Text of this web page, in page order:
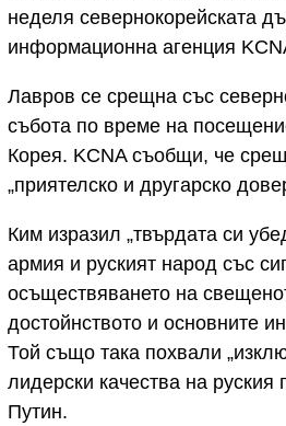
неделя севернокорейската
информационна агенция
Лавров се срещна със
събота по време на
Корея. KCNA съобщи, че
„приятелско и другарско
Ким изразил „твърдата си
армия и руският народ със
осъществяването на
достойнството и основните
Той също така похвали
лидерски качества на
Путин.